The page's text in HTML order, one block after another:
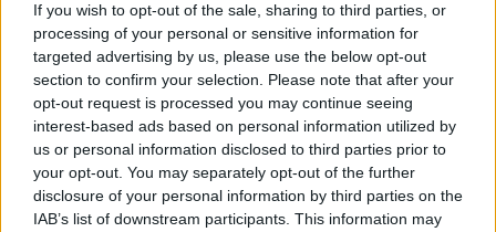
If you wish to opt-out of the sale, sharing to third parties, or
processing of your personal or sensitive information for
targeted advertising by us, please use the below opt-out
section to confirm your selection. Please note that after your
opt-out request is processed you may continue seeing
interest-based ads based on personal information utilized by
us or personal information disclosed to third parties prior to
your opt-out. You may separately opt-out of the further
disclosure of your personal information by third parties on the
IAB’s list of downstream participants. This information may
Στα τουρκικά μέσα σημειώνεται ότι ο
τηλεοπτικός «Σουλεϊμάν» γοητεύτηκε από την
ομορφιά της ελληνικής ενδοχώρας και
προχώρησε στην αγορά στρεμμάτων, με σκοπό
την κατασκευή ξενοδοχειακής επιχείρησης ή